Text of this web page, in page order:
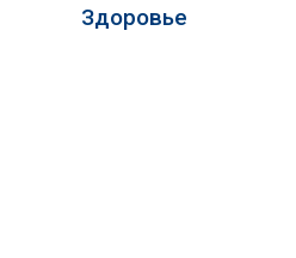
Здоровье